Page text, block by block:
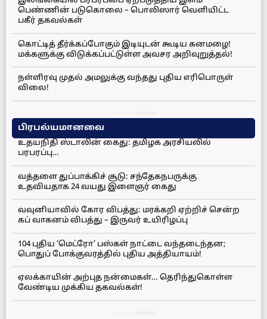
பெண்ணின் படுகொலை – பொலிஸார் வெளியிட்ட
பகீர் தகவல்கள்
கொட்டித் தீர்க்கப்போகும் இடியுடன் கூடிய கனமழை!
மக்களுக்கு விடுக்கப்பட்டுள்ள அவசர அறிவுறுத்தல்!
நள்ளிரவு முதல் அமலுக்கு வந்தது புதிய எரிபொருள்
விலை!
பிரபல்யமானவை
உதயநிதி ஸ்டாலின் கைது: தமிழக அரசியலில்
பரபரப்பு…
வத்தளை துப்பாக்கிச் சூடு: சந்தேகநபருக்கு
உதவியதாக 24 வயது இளைஞர் கைது
வவுனியாவில் கோர விபத்து: மரக்கறி ஏற்றிச் சென்ற
கப் வாகனம் விபத்து – இருவர் உயிரிழப்பு
104 புதிய ‘மெட்ரோ’ பஸ்கள் நாட்டை வந்தடைந்தன;
பொதுப் போக்குவரத்தில் புதிய அத்தியாயம்!
ஏலக்காயின் அற்புத நன்மைகள்… தெரிந்துகொள்ள
வேண்டிய முக்கிய தகவல்கள்!